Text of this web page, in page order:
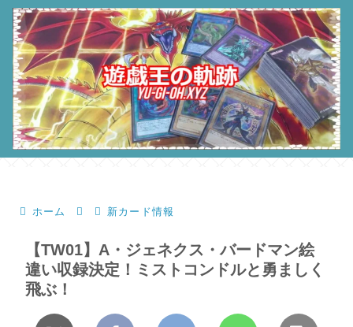
ホーム 新カード情報
【TW01】A・ジェネクス・バードマン絵
違い収録決定！ミストコンドルと勇ましく
飛ぶ！